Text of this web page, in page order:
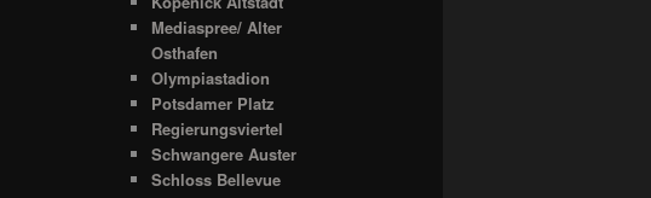
Mediaspree/ Alter
Osthafen
Olympiastadion
Potsdamer Platz
Regierungsviertel
Schwangere Auster
Schloss Bellevue